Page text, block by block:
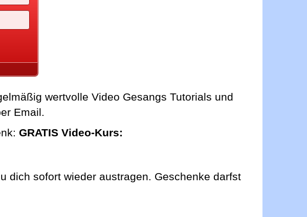
wertvolle Video Gesangs Tutorials und
Email.
GRATIS Video-Kurs:
dich sofort wieder austragen. Geschenke darfst